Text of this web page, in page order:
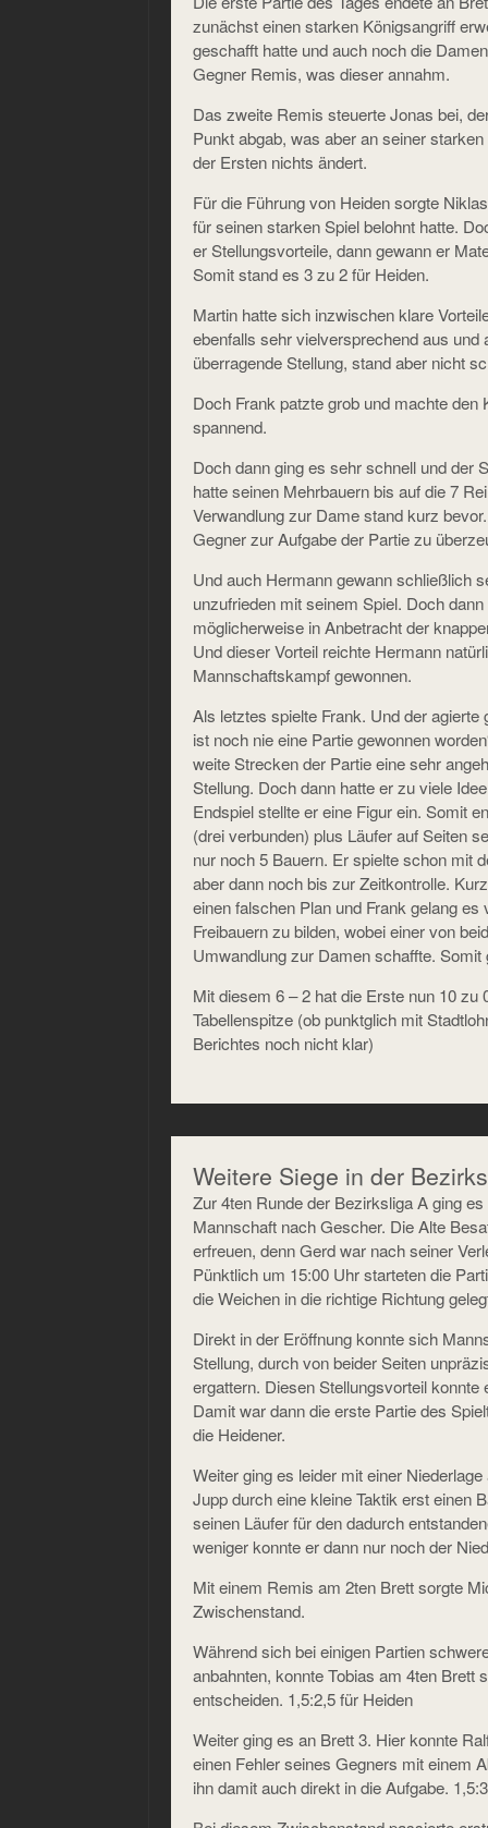
zunächst einen starken Königsangriff
geschafft hatte und auch noch die
Gegner Remis, was dieser annahm.
Das zweite Remis steuerte Jonas bei,
Punkt abgab, was aber an seiner
der Ersten nichts ändert.
Für die Führung von Heiden sorgte
für seinen starken Spiel belohnt hatte.
er Stellungsvorteile, dann gewann er
Somit stand es 3 zu 2 für Heiden.
Martin hatte sich inzwischen klare
ebenfalls sehr vielversprechend aus
überragende Stellung, stand aber nicht
Doch Frank patzte grob und machte
spannend.
Doch dann ging es sehr schnell und der
hatte seinen Mehrbauern bis auf die 7
Verwandlung zur Dame stand kurz
Gegner zur Aufgabe der Partie zu
Und auch Hermann gewann schließlich
unzufrieden mit seinem Spiel. Doch
möglicherweise in Anbetracht der
Und dieser Vorteil reichte Hermann
Mannschaftskampf gewonnen.
Als letztes spielte Frank. Und der
ist noch nie eine Partie gewonnen
weite Strecken der Partie eine sehr
Stellung. Doch dann hatte er zu viele
Endspiel stellte er eine Figur ein. Somit
(drei verbunden) plus Läufer auf Seiten
nur noch 5 Bauern. Er spielte schon mit
aber dann noch bis zur Zeitkontrolle.
einen falschen Plan und Frank gelang
Freibauern zu bilden, wobei einer von
Umwandlung zur Damen schaffte. Somit
Mit diesem 6 – 2 hat die Erste nun 10 zu
Tabellenspitze (ob punktglich mit
Berichtes noch nicht klar)
Weitere Siege in der
Zur 4ten Runde der Bezirksliga A ging
Mannschaft nach Gescher. Die Alte
erfreuen, denn Gerd war nach seiner
Pünktlich um 15:00 Uhr starteten die
die Weichen in die richtige Richtung
Direkt in der Eröffnung konnte sich
Stellung, durch von beider Seiten
ergattern. Diesen Stellungsvorteil konnte
Damit war dann die erste Partie des
die Heidener.
Weiter ging es leider mit einer
Jupp durch eine kleine Taktik erst einen
seinen Läufer für den dadurch
weniger konnte er dann nur noch der
Mit einem Remis am 2ten Brett sorgte
Zwischenstand.
Während sich bei einigen Partien
anbahnten, konnte Tobias am 4ten Brett
entscheiden. 1,5:2,5 für Heiden
Weiter ging es an Brett 3. Hier konnte
einen Fehler seines Gegners mit einem
ihn damit auch direkt in die Aufgabe.